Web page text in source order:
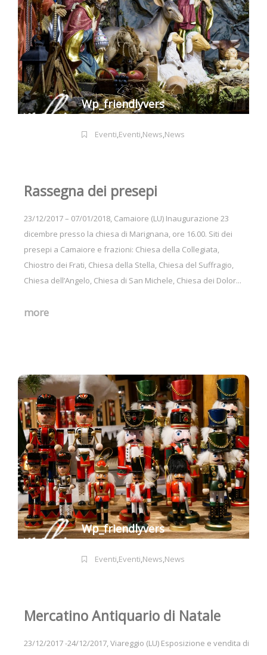
Wp_friendlyvers
Eventi,Eventi,News,News
Rassegna dei presepi
23/12/2017 – 07/01/2018, Camaiore (LU) Inaugurazione 23
dicembre presso la chiesa di Marignana, ore 16.00. Siti dei
presepi a Camaiore e frazioni: Chiesa della Collegiata,
Chiostro dei Frati, Chiesa della Stella, Chiesa del Suffragio,
Chiesa dell’Angelo, Chiesa di San Michele, Chiesa dei Dolor...
more
Wp_friendlyvers
Eventi,Eventi,News,News
Mercatino Antiquario di Natale
23/12/2017 -24/12/2017, Viareggio (LU) Esposizione e vendita di